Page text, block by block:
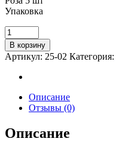
Упаковка
В корзину
Артикул: 25-02 Категория:
Описание
Отзывы (0)
Описание